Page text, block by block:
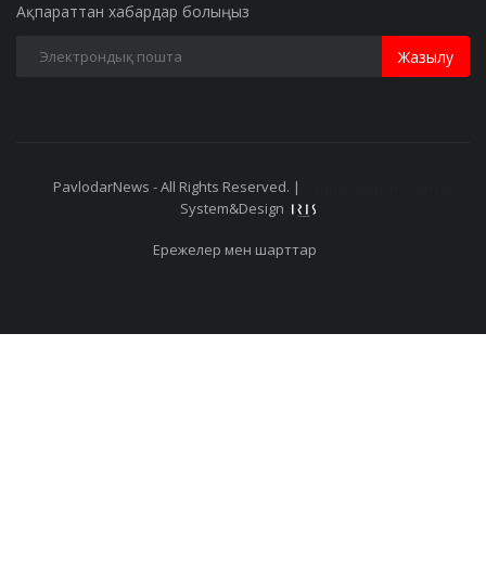
Ақпараттан хабардар болыңыз
Жазылу
PavlodarNews - All Rights Reserved. |
System&Design
Ережелер мен шарттар